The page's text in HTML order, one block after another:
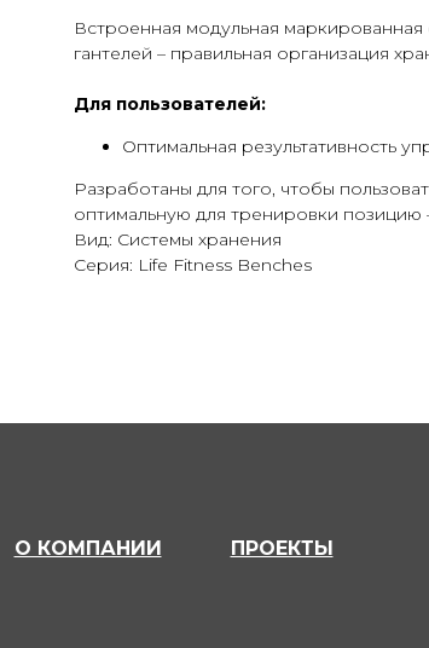
Встроенная модульная
гантелей – правильная организация
Для пользователей:
Оптимальная результативность
Разработаны для того, чтобы
оптимальную для тренировки позицию
Вид: Системы хранения
Серия: Life Fitness Benches
О КОМПАНИИ ПРОЕКТЫ